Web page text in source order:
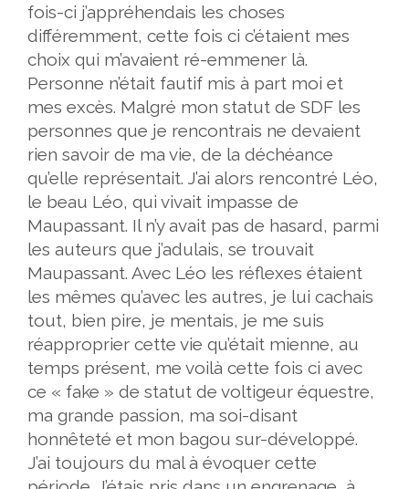
fois-ci j’appréhendais les choses
différemment, cette fois ci c’étaient mes
choix qui m’avaient ré-emmener là.
Personne n’était fautif mis à part moi et
mes excès. Malgré mon statut de SDF les
personnes que je rencontrais ne devaient
rien savoir de ma vie, de la déchéance
qu’elle représentait. J’ai alors rencontré Léo,
le beau Léo, qui vivait impasse de
Maupassant. Il n’y avait pas de hasard, parmi
les auteurs que j’adulais, se trouvait
Maupassant. Avec Léo les réflexes étaient
les mêmes qu’avec les autres, je lui cachais
tout, bien pire, je mentais, je me suis
réapproprier cette vie qu’était mienne, au
temps présent, me voilà cette fois ci avec
ce « fake » de statut de voltigeur équestre,
ma grande passion, ma soi-disant
honnêteté et mon bagou sur-développé.
J’ai toujours du mal à évoquer cette